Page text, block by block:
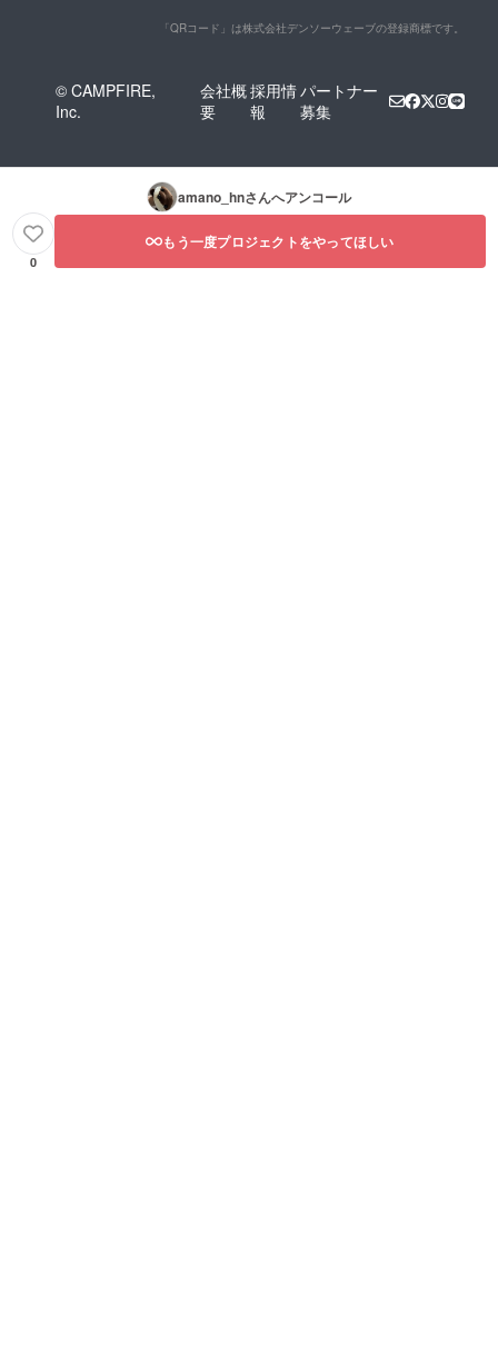
「QRコード」は株式会社デンソーウェーブの登録商標です。
© CAMPFIRE,
Inc.
会社概
要
採用情
報
パートナー
募集
amano_hnさんへアンコール
0
もう一度プロジェクトをやってほしい